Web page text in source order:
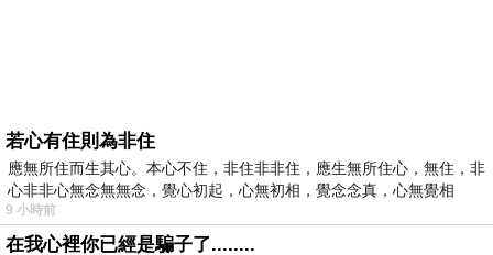
若心有住則為非住
應無所住而生其心。本心不住，非住非非住，應生無所住心，無住，非
心非非心無念無無念，覺心初起，心無初相，覺念念真，心無覺相
9 小時前
在我心裡你已經是騙子了........